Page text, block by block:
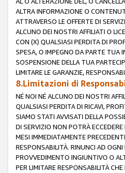
ALTRA INFORMAZIONE O
ATTRAVERSO LE OFFERTE DI
ALCUNO DEI NOSTRI AFFILIATI O
CON (X) QUALSIASI PERDITA DI
SPESA, O IMPEGNO DA PARTE TUA
SOSPENSIONE DELLA TUA
LIMITARE LE GARANZIE,
8.Limitazioni di
NÉ NOI NÉ ALCUNO DEI NOSTRI
QUALSIASI PERDITA DI RICAVI,
SIAMO STATI AVVISATI DELLA
DI SERVIZIO NON POTRÀ
MESI IMMEDIATAMENTE
RESPONSABILITÀ. RINUNCI AD
PROVVEDIMENTO INGIUNTIVO O
PER LIMITARE RESPONSABILITÀ